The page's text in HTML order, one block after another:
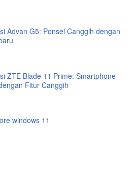
Advan G5: Ponsel Canggih dengan
ZTE Blade 11 Prime: Smartphone
Fitur Canggih
windows 11